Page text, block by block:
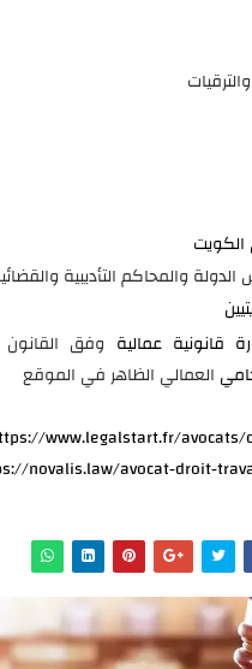
الكويت
والمحاكم التأديبية
قانونية عمالية وفق القانون
العمالي الظاهر في الموقع
www.legalstart.fr/avocats/
novalis.law/avocat-droit-